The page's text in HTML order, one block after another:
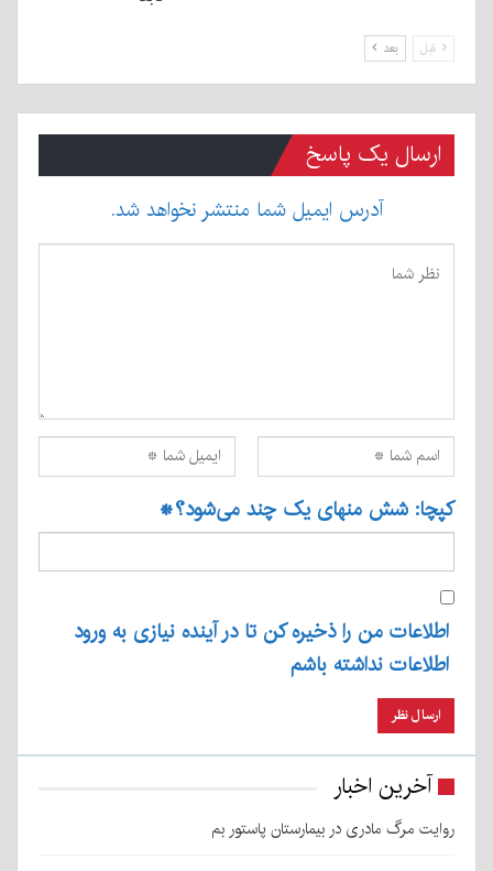
قبل بعد
ارسال یک پاسخ
آدرس ایمیل شما منتشر نخواهد شد.
کپچا: شش منهای یک چند می‌شود؟*
اطلاعات من را ذخیره کن تا در آینده نیازی به ورود
اطلاعات نداشته باشم
آخرین اخبار
روایت مرگ مادری در بیمارستان پاستور بم